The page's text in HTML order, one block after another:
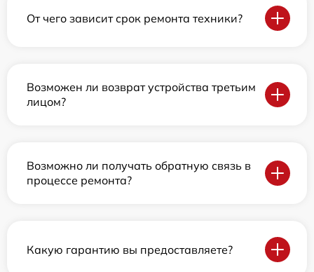
От чего зависит срок ремонта техники?
Возможен ли возврат устройства третьим
лицом?
Возможно ли получать обратную связь в
процессе ремонта?
Какую гарантию вы предоставляете?